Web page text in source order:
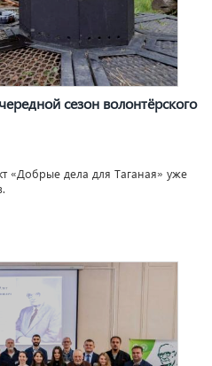
сезон волонтёрского
«Добрые дела для Таганая» уже